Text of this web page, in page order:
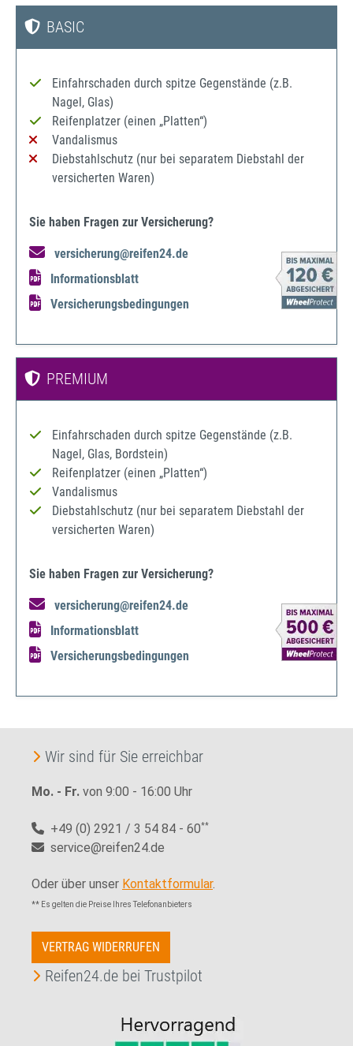
BASIC
Einfahrschaden durch spitze Gegenstände (z.B.
Nagel, Glas)
Reifenplatzer (einen „Platten“)
Vandalismus
Diebstahlschutz (nur bei separatem Diebstahl der
versicherten Waren)
Sie haben Fragen zur Versicherung?
versicherung@reifen24.de
Informationsblatt
Versicherungsbedingungen
PREMIUM
Einfahrschaden durch spitze Gegenstände (z.B.
Nagel, Glas, Bordstein)
Reifenplatzer (einen „Platten“)
Vandalismus
Diebstahlschutz (nur bei separatem Diebstahl der
versicherten Waren)
Sie haben Fragen zur Versicherung?
versicherung@reifen24.de
Informationsblatt
Versicherungsbedingungen
Wir sind für Sie erreichbar
Mo. - Fr. von 9:00 - 16:00 Uhr
+49 (0) 2921 / 3 54 84 - 60**
service@reifen24.de
Oder über unser Kontaktformular.
** Es gelten die Preise Ihres Telefonanbieters
VERTRAG WIDERRUFEN
Reifen24.de bei Trustpilot